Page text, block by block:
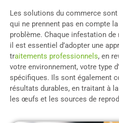
Les solutions du commerce
qui ne prennent pas en compte
problème. Chaque infestation
il est essentiel d’adopter une
traitements professionnels, en
votre environnement, votre type
spécifiques. Ils sont également
résultats durables, en traitant à
les œufs et les sources de